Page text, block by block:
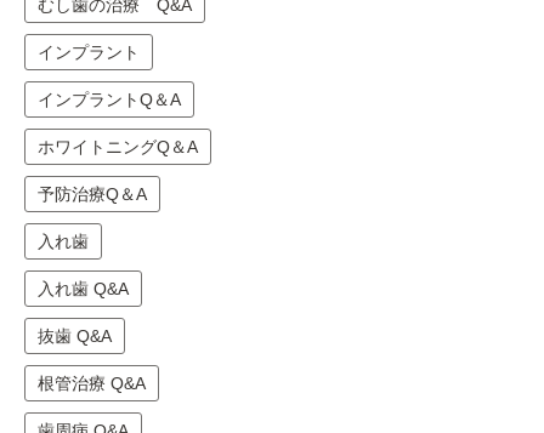
むし歯の治療 Q&A
インプラント
インプラントQ＆A
ホワイトニングQ＆A
予防治療Q＆A
入れ歯
入れ歯 Q&A
抜歯 Q&A
根管治療 Q&A